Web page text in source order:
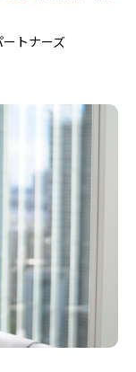
トナーズ